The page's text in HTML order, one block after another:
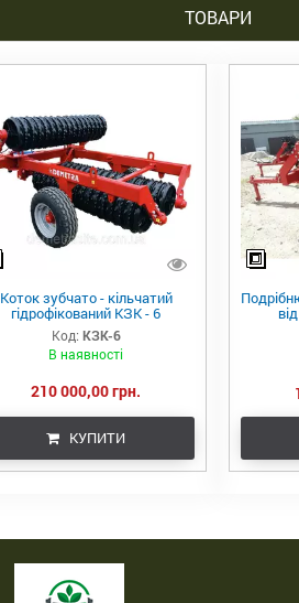
ТОВАРИ
Коток зубчато - кільчатий
гідрофікований КЗК - 6
Код: КЗК-6
В наявності
210 000,00 грн.
КУПИТИ